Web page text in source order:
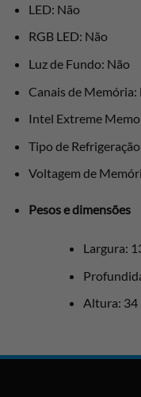
LED: Não
RGB LED: Não
Luz de Fundo: Não
Canais de
Intel Extreme
Tipo de
Voltagem de
Pesos e dimensões
Largura:
Altura: 34